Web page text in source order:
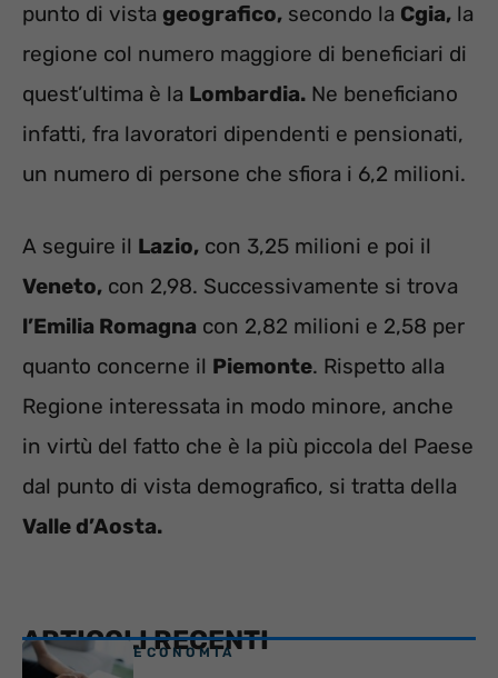
punto di vista geografico, secondo la Cgia, la
regione col numero maggiore di beneficiari di
quest’ultima è la Lombardia. Ne beneficiano
infatti, fra lavoratori dipendenti e pensionati,
un numero di persone che sfiora i 6,2 milioni.
A seguire il Lazio, con 3,25 milioni e poi il
Veneto, con 2,98. Successivamente si trova
l’Emilia Romagna con 2,82 milioni e 2,58 per
quanto concerne il Piemonte. Rispetto alla
Regione interessata in modo minore, anche
in virtù del fatto che è la più piccola del Paese
dal punto di vista demografico, si tratta della
Valle d’Aosta.
ARTICOLI RECENTI
ECONOMIA